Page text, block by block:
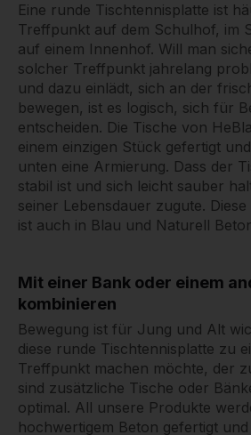
Eine runde Tischtennisplatte ist
Treffpunkt auf dem Schulhof, im
auf einem Innenhof. Will man
solcher Treffpunkt jahrelang
und dazu einlädt, sich an der
bewegen, ist es logisch, sich für
entscheiden. Die Tische von
einem einzigen Stück gefertigt
unten eine Armierung. Dass der
stabil ist und sich leicht sauber
seiner Lebensdauer zugute.
ist auch in Blau und Naturell
Mit einer Bank oder einem
kombinieren
Bewegung ist für Jung und Alt
diese runde Tischtennisplatte zu
Treffpunkt machen möchte, der
sind zusätzliche Tische oder
optimal. All unsere Produkte
hochwertigem Beton gefertigt